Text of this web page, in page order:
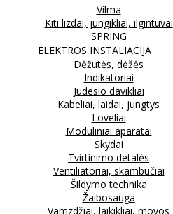
Vilma
Kiti lizdai, jungikliai, ilgintuvai
SPRING
ELEKTROS INSTALIACIJA
Dėžutės, dėžės
Indikatoriai
Judesio davikliai
Kabeliai, laidai, jungtys
Loveliai
Moduliniai aparatai
Skydai
Tvirtinimo detalės
Ventiliatoriai, skambučiai
Šildymo technika
Žaibosauga
Vamzdžiai, laikikliai, movos